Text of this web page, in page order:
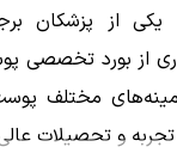
یکی از پزشکان
از بورد تخصصی
مختلف
و تحصیلات